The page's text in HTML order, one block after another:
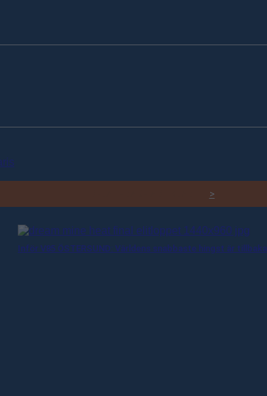
>
Inför V85 ÖSTERSUND: Världens snabbaste hingst är tillbaka